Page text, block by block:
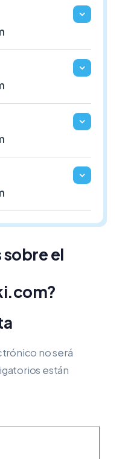
.3DD.ES
sobre el
no será
están